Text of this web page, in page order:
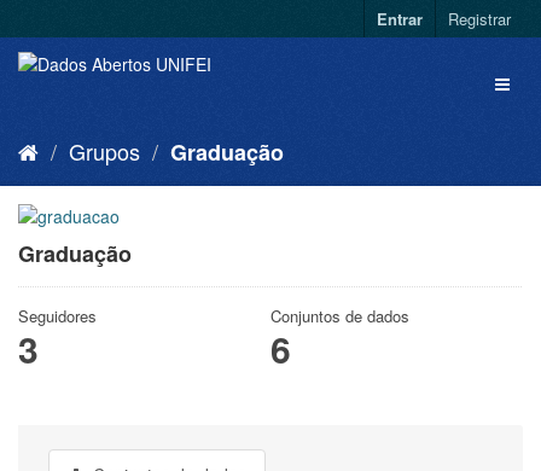
Entrar Registrar
Grupos Graduação
Graduação
Seguidores
3
Conjuntos de dados
6